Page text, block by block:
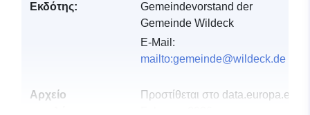
Εκδότης:
Gemeindevorstand der
Gemeinde Wildeck
E-Mail:
mailto:gemeinde@wildeck.de
Αρχείο
Προστίθεται στο data.europa.eu: